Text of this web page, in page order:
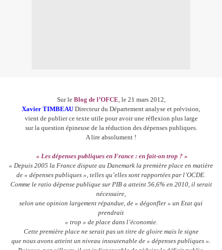
Sur le Blog de l’OFCE, le 21 mars 2012,
Xavier TIMBEAU Directeur du Département analyse et prévision,
vient de publier ce texte utile pour avoir une réflexion plus large
sur la question épineuse de la réduction des dépenses publiques.
A lire absolument !
« Les dépenses publiques en France : en fait-on trop ? »
« Depuis 2005 la France dispute au Danemark la première place en matière
de « dépenses publiques », telles qu’elles sont rapportées par l’OCDE.
Comme le ratio dépense publique sur PIB a atteint 56,6% en 2010, il serait
nécessaire,
selon une opinion largement répandue, de « dégonfler » un Etat qui
prendrait
« trop » de place dans l’économie.
Cette première place ne serait pas un titre de gloire mais le signe
que nous avons atteint un niveau insoutenable de « dépenses publiques ».